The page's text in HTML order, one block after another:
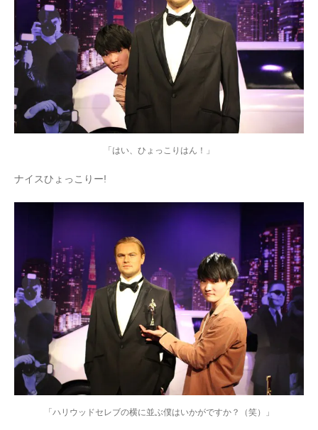
「はい、ひょっこりはん！」
ナイスひょっこりー!
「ハリウッドセレブの横に並ぶ僕はいかがですか？（笑）」